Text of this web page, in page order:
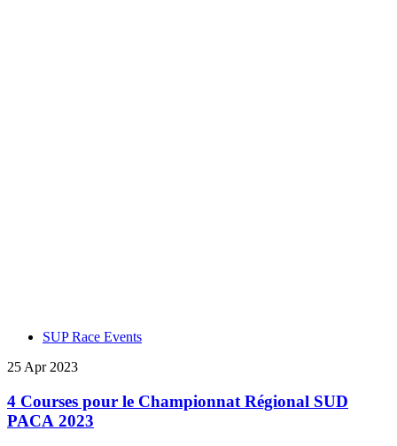
SUP Race Events
25 Apr 2023
4 Courses pour le Championnat Régional SUD
PACA 2023